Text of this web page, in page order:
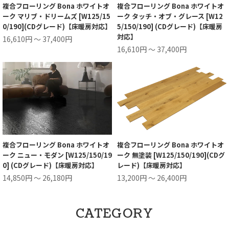
複合フローリング Bona ホワイトオ
ーク マリブ・ドリームズ [W125/15
0/190](CDグレード)【床暖房対応】
16,610円 ～ 37,400円
複合フローリング Bona ホワイトオ
ーク タッチ・オブ・グレース [W12
5/150/190] (CDグレード)【床暖房
対応】
16,610円 ～ 37,400円
複合フローリング Bona ホワイトオ
ーク ニュー・モダン [W125/150/19
0] (CDグレード)【床暖房対応】
14,850円 ～ 26,180円
複合フローリング Bona ホワイトオ
ーク 無塗装 [W125/150/190](CDグ
レード)【床暖房対応】
13,200円 ～ 26,400円
CATEGORY